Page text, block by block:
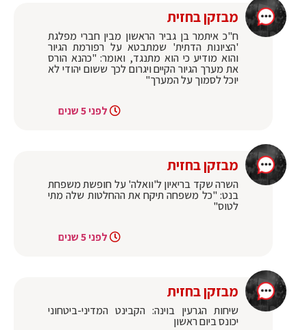
מבזקן בחזית
ח"כ איתמר בן גביר הראשון מבין חברי מפלגת
'הציונות הדתית' שמתבטא על רפורמת הגיור
והוא מודיע כי הוא מתנגד, ואומר: "כהנא הורס
את מערך הגיור הקיים ויגרום לכך ששום יהודי לא
יוכל לסמוך על המערך"
לפני 5 שנים
מבזקן בחזית
השרה שקד בריאיון ל'וואלה' על חופשת משפחת
בנט: "כל משפחה תיקח את ההחלטות שלה מתי
לטוס"
לפני 5 שנים
מבזקן בחזית
שיחות הגרעין בוינה: הקבינט המדיני-ביטחוני
יכונס ביום ראשון